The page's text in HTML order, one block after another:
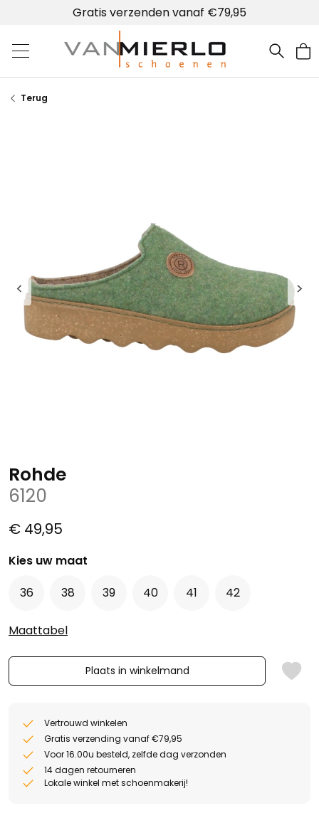
Gratis verzenden vanaf €79,95
Home | Van Mierlo schoenen
Terug
Rohde
6120
€ 49,95
Kies uw maat
36
38 39 40 41 42
Maattabel
Plaats in winkelmand
Vertrouwd winkelen
Gratis verzending vanaf €79,95
Voor 16.00u besteld, zelfde dag verzonden
14 dagen retourneren
Lokale winkel met schoenmakerij!